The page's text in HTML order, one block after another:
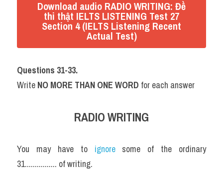
Download audio RADIO WRITING: Đề
thi thật IELTS LISTENING Test 27
Section 4 (IELTS Listening Recent
Actual Test)
Questions 31-33.
Write NO MORE THAN ONE WORD for each answer
RADIO WRITING
You may have to ignore some of the ordinary
31................ of writing.